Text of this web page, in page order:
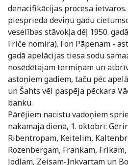
denacifikācijas procesa
piesprieda deviņu gadu
veselības stāvokļa dēļ 1950.
Friče nomira). Fon Pāpenam -
gadā apelācijas tiesa sodu
nosēdētajam termiņam un
astoņiem gadiem, taču pēc
un Šahts vēl paspēja pēckara
banku.
Pārējiem nacistu vadoņiem
nākamajā dienā, 1. oktobrī:
Ribentropam, Keitelim,
Rozenbergam, Frankam,
Jodlam, Zeisam-Inkvartam un